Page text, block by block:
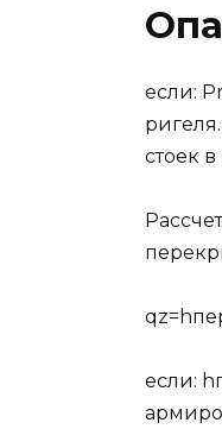
если:
стоек
если: